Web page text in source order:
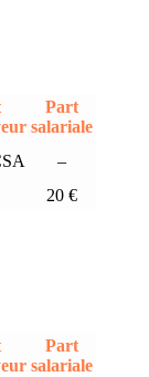
Part
salariale
–
20 €
Part
salariale